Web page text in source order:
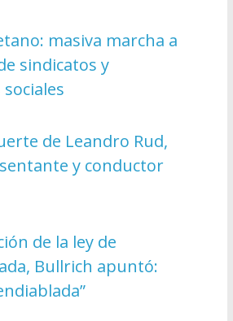
masiva marcha a
sindicatos y
de Leandro Rud,
y conductor
de la ley de
Bullrich apuntó: